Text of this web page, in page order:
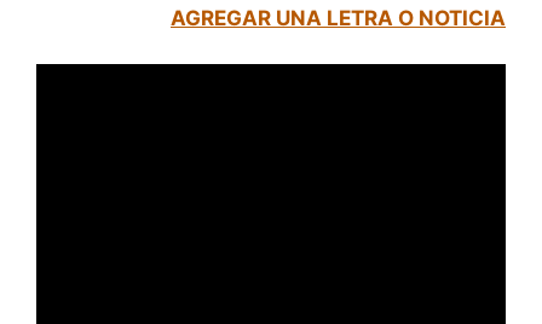
AGREGAR UNA LETRA O NOTICIA